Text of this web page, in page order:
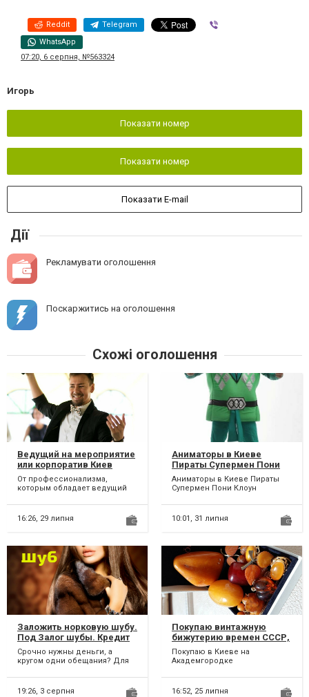
Reddit Telegram
WhatsApp
07:20, 6 серпня, №563324
Игорь
Показати номер
Показати номер
Показати E-mail
Дії
Рекламувати оголошення
Поскаржитись на оголошення
Схожі оголошення
Ведущий на мероприятие
или корпоратив Киев
От профессионализма,
которым обладает ведущий
тонко чувствовать
настроение...
16:26, 29 липня
Аниматоры в Киеве
Пираты Супермен Пони
Клоун Единорожка
Аниматоры в Киеве Пираты
Супермен Пони Клоун
на помощь или давайте
удиви...
10:01, 31 липня
Заложить норковую шубу.
Под Залог шубы. Кредит
под залог меховых
изделий. Выкуп шуб.
шубу
Срочно нужны деньги, а
кругом одни обещания? Для
финансовых потребностей,
под залог...
19:26, 3 серпня
Покупаю винтажную
бижутерию времен СССР,
украшения СССР серебро
875 Киев, Академгородок
Покупаю в Киеве на
Академгородке
винтажную бижутерию,
украшения торговой марки...
16:52, 25 липня